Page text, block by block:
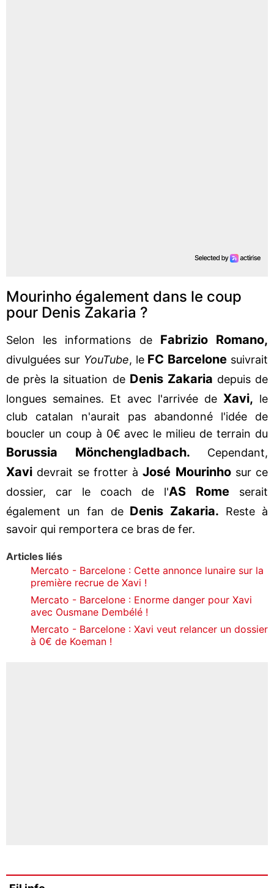
Mourinho également dans le coup
pour Denis Zakaria ?
Selon les informations de Fabrizio Romano,
divulguées sur YouTube, le FC Barcelone suivrait
de près la situation de Denis Zakaria depuis de
longues semaines. Et avec l'arrivée de Xavi, le
club catalan n'aurait pas abandonné l'idée de
boucler un coup à 0€ avec le milieu de terrain du
Borussia Mönchengladbach. Cependant,
Xavi devrait se frotter àJosé Mourinhosur ce
dossier, car le coach de l'AS Rome serait
également un fan de Denis Zakaria. Reste à
savoir qui remportera ce bras de fer.
Articles liés
Mercato - Barcelone : Cette annonce lunaire sur la
première recrue de Xavi !
Mercato - Barcelone : Enorme danger pour Xavi
avec Ousmane Dembélé !
Mercato - Barcelone : Xavi veut relancer un dossier
à 0€ de Koeman !